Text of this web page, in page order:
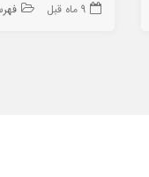
9 ماه قبل